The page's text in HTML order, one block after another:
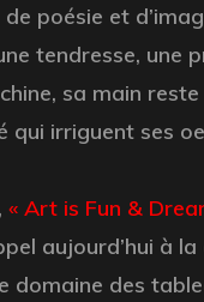
poésie et
tendresse, une
sa main
qui irriguent ses
« Art is Fun &
aujourd’hui à
domaine des